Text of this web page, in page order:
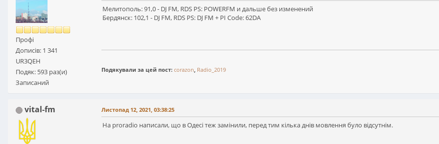
Профі
Дописів: 1 341
UR3QEH
Подяк: 593 раз(и)
Записаний
Мелитополь: 91,0 - DJ FM, RDS PS: POWERFM и дальше без изменений
Бердянск: 102,1 - DJ FM, RDS PS: DJ FM + PI Code: 62DA
Подякували за цей пост: corazon, Radio_2019
vital-fm Листопад 12, 2021, 03:38:25
На proradio написали, що в Одесі теж замінили, перед тим кілька днів мовлення було відсутнім.